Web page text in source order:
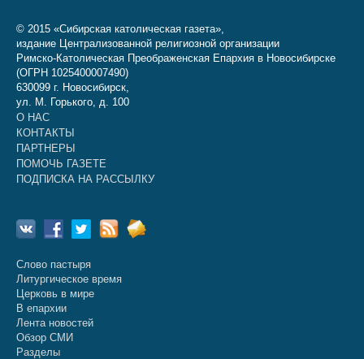
© 2015 «Сибирская католическая газета»,
издание Централизованной религиозной организации
Римско-Католическая Преображенская Епархия в Новосибирске
(ОГРН 1025400007490)
630099 г. Новосибирск,
ул. М. Горького, д. 100
О НАС
КОНТАКТЫ
ПАРТНЕРЫ
ПОМОЧЬ ГАЗЕТЕ
ПОДПИСКА НА РАССЫЛКУ
Слово пастыря
Литургическое время
Церковь в мире
В епархии
Лента новостей
Обзор СМИ
Разделы